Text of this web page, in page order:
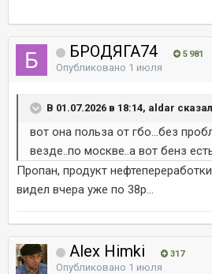
БРОДЯГА74 5 981
Опубликовано 1 июля
В 01.07.2026 в 18:14, aldar
вот она польза от гбо...без
везде..по москве..а вот бенз
Пропан, продукт
видел вчера уже по 38р...
Alex Himki 317
Опубликовано 1 июля